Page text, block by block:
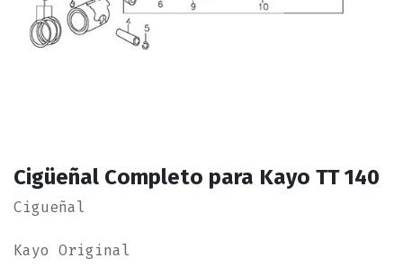
Cigüeñal Completo para Kayo TT 140
Cigueñal
Kayo Original